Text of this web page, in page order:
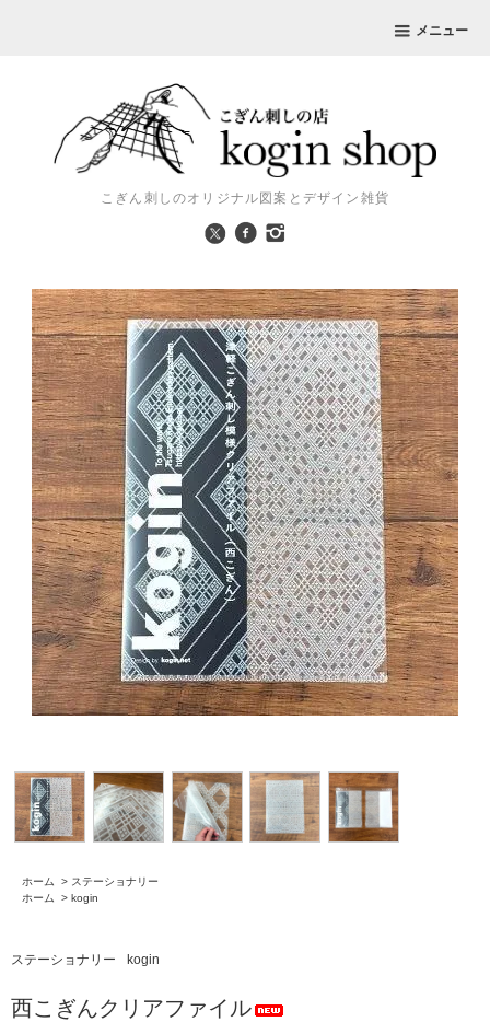
メニュー
こぎん刺しのオリジナル図案とデザイン雑貨
ホーム > ステーショナリー
ホーム
> kogin
ステーショナリー kogin
西こぎんクリアファイル